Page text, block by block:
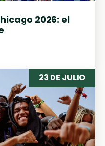
2026: el
23 DE JULIO